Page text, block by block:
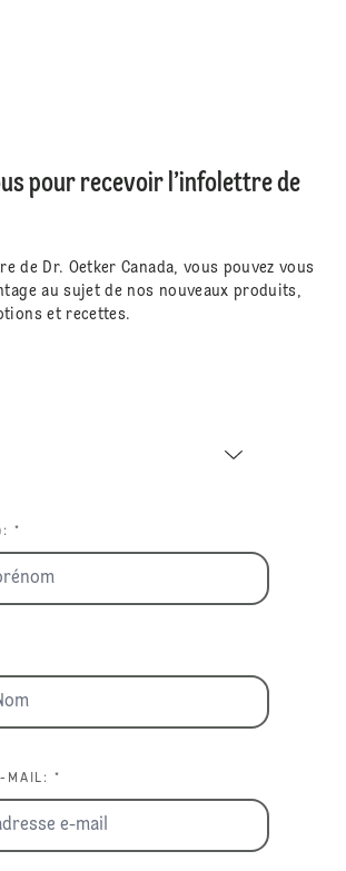
pour recevoir l’infolettre de
de Dr. Oetker Canada, vous pouvez vous
au sujet de nos nouveaux produits,
et recettes.
*
MAIL: *